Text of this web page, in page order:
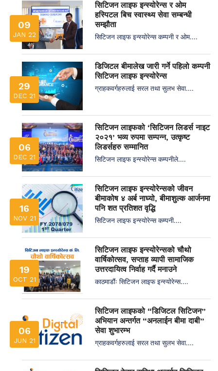
09
JAN 22
सिटिजन लाइफ इन्स्योरेन्स र ओम
हस्पिटल बिच स्वास्थ्य सेवा सम्बन्धी
सम्झौता
सिटिजन लाइफ इन्स्योरेन्स कम्पनी र ओम....
29
DEC 21
डिजिटल बीमालेख जारी गर्ने पहिलो कम्पनी
सिटिजन लाइफ इन्स्योरेन्स
ग्राहकवर्गहरुलाई सरल तथा सुलभ सेवा....
06
DEC 21
सिटिजन लाइफको ‘सिटिजन लिडर्स नाइट
२०२१’ भव्य रुपमा सम्पन्न, उत्कृष्ट
लिडर्सहरु सम्मानित
सिटिजन लाइफ इन्स्योरेन्स कम्पनीले....
16
NOV 21
सिटिजन लाइफ इन्स्योरेन्सको जीवन
बीमाकोष ४ अर्ब नाघ्यो, बीमाशुल्क आर्जनमा
पनि शत प्रतिशत वृद्धि
सिटिजन लाइफ इन्स्योरेन्स कम्पनी....
19
OCT 21
सिटिजन लाइफ इन्स्योरेन्सको चौथो
वार्षिकोत्सव, सप्ताह व्यापी सामाजिक
उत्तरदायित्व निर्वाह गर्दै मनाउने
काठमाडौंः सिटिजन लाइफ इन्स्योरेन्स....
06
JUN 21
सिटिजन लाइफको “डिजिटल सिटिजन”
अभियान अन्तर्गत “अनलाईन बीमा दाबी”
सेवा शुभारम्भ
ग्राहकवर्गहरुलाई सरल तथा सुलभ सेवा....